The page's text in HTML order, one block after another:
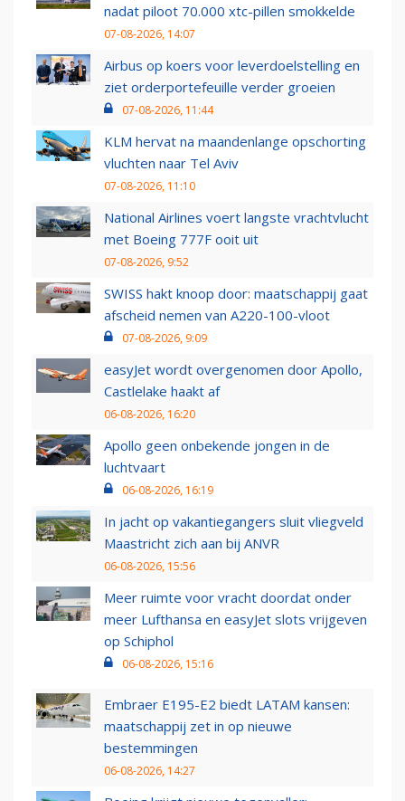
nadat piloot 70.000 xtc-pillen smokkelde
07-08-2026, 14:07
Airbus op koers voor leverdoelstelling en
ziet orderportefeuille verder groeien
07-08-2026, 11:44
KLM hervat na maandenlange opschorting
vluchten naar Tel Aviv
07-08-2026, 11:10
National Airlines voert langste vrachtvlucht
met Boeing 777F ooit uit
07-08-2026, 9:52
SWISS hakt knoop door: maatschappij gaat
afscheid nemen van A220-100-vloot
07-08-2026, 9:09
easyJet wordt overgenomen door Apollo,
Castlelake haakt af
06-08-2026, 16:20
Apollo geen onbekende jongen in de
luchtvaart
06-08-2026, 16:19
In jacht op vakantiegangers sluit vliegveld
Maastricht zich aan bij ANVR
06-08-2026, 15:56
Meer ruimte voor vracht doordat onder
meer Lufthansa en easyJet slots vrijgeven
op Schiphol
06-08-2026, 15:16
Embraer E195-E2 biedt LATAM kansen:
maatschappij zet in op nieuwe
bestemmingen
06-08-2026, 14:27